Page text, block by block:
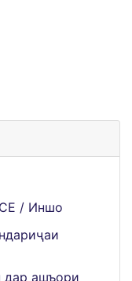
/ Иншо
дар ашъори